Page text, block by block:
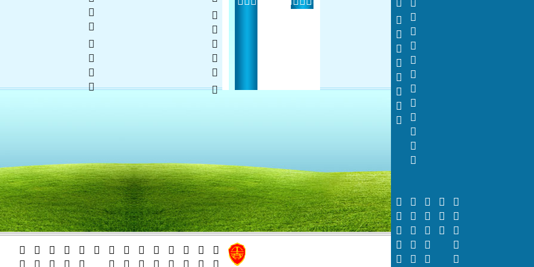




















































      